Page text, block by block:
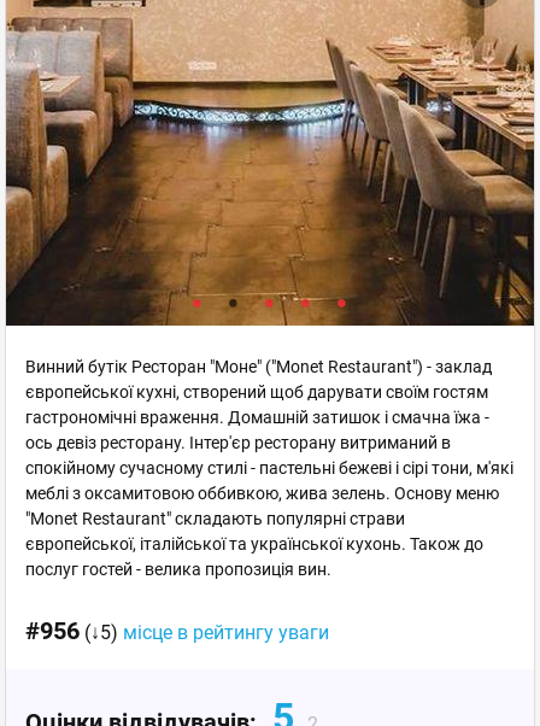
Винний бутік Ресторан "Моне" ("Monet Restaurant") - заклад
європейської кухні, створений щоб дарувати своїм гостям
гастрономічні враження. Домашній затишок і смачна їжа -
ось девіз ресторану. Інтер'єр ресторану витриманий в
спокійному сучасному стилі - пастельні бежеві і сірі тони, м'які
меблі з оксамитовою оббивкою, жива зелень. Основу меню
"Monet Restaurant" складають популярні страви
європейської, італійської та української кухонь. Також до
послуг гостей - велика пропозиція вин.
#956 (↓5) місце в рейтингу уваги